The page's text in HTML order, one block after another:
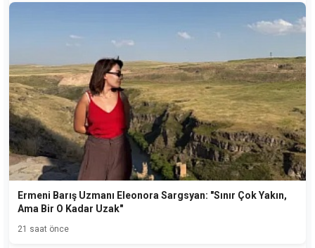
Ermeni Barış Uzmanı Eleonora Sargsyan: "Sınır Çok Yakın,
Ama Bir O Kadar Uzak"
21 saat önce